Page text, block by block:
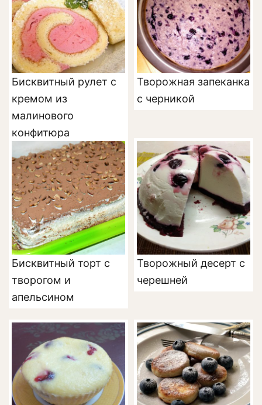
Бисквитный рулет с
кремом из
малинового
конфитюра
Творожная запеканка
с черникой
Бисквитный торт с
творогом и
апельсином
Творожный десерт с
черешней